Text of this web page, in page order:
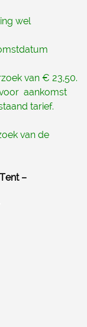
wel
van € 23,50.
aankomst
tarief.
van de
–